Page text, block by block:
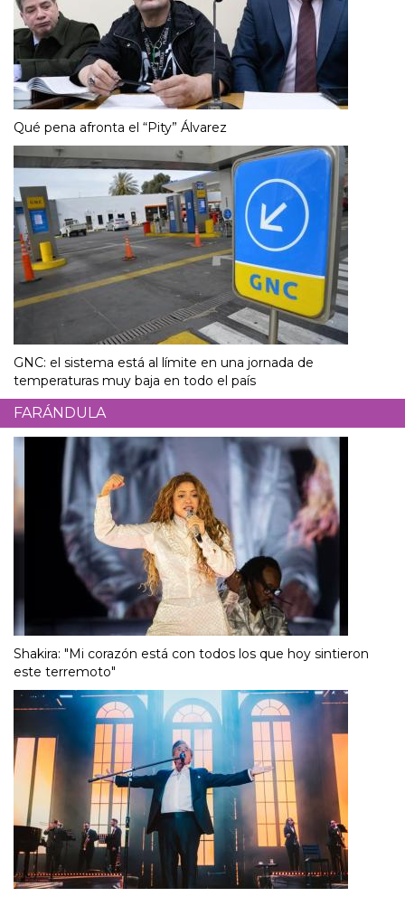
Qué pena afronta el “Pity” Álvarez
GNC: el sistema está al límite en una jornada de
temperaturas muy baja en todo el país
FARÁNDULA
Shakira: "Mi corazón está con todos los que hoy sintieron
este terremoto"